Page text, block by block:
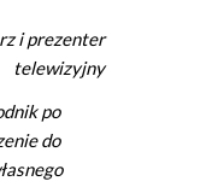
i prezenter
telewizyjny
po
do